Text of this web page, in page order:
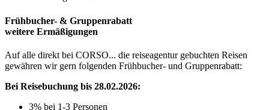
Frühbucher- & Gruppenrabatt
weitere Ermäßigungen
Auf alle direkt bei CORSO... die reiseagentur gebuchten Reisen
gewähren wir gern folgenden Frühbucher- und Gruppenrabatt:
Bei Reisebuchung bis 28.02.2026:
3% bei 1-3 Personen